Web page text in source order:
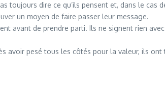
dire ce qu’ils pensent et, dans le cas
un moyen de faire passer leur message.
avant de prendre parti. Ils ne signent rien
avoir pesé tous les côtés pour la valeur, ils